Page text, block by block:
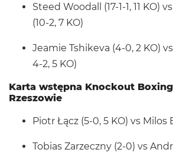
Steed Woodall (17-1-1, 11 KO)
(10-2, 7 KO)
Jeamie Tshikeva (4-0, 2 KO)
4-2, 5 KO)
Karta wstępna Knockout
Rzeszowie
Piotr Łącz (5-0, 5 KO) vs Milos
Tobias Zarzeczny (2-0) vs